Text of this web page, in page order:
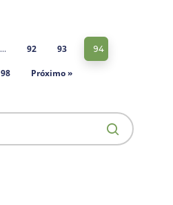
… 92 93 94
98 Próximo »